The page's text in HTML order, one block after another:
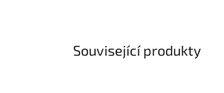
Související produkty